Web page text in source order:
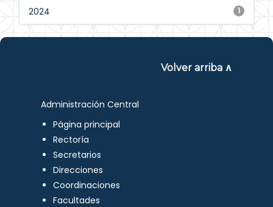
1
2024
Volver arriba ∧
Administración Central
Página principal
Rectoría
Secretarios
Direcciones
Coordinaciones
Facultades